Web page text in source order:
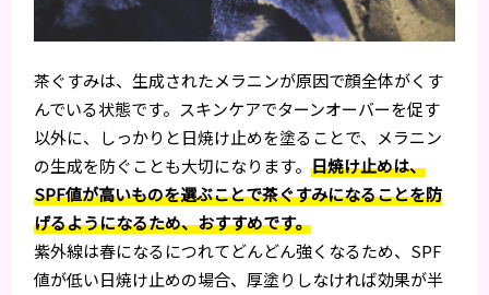
茶ぐすみは、生成されたメラニンが原因で顔全体がくす
んでいる状態です。スキンケアでターンオーバーを促す
以外に、しっかりと日焼け止めを塗ることで、メラニン
の生成を防ぐことも大切になります。日焼け止めは、
SPF値が高いものを選ぶことで茶ぐすみになることを防
げるようになるため、おすすめです。
紫外線は春になるにつれてどんどん強くなるため、SPF
値が低い日焼け止めの場合、厚塗りしなければ効果が半